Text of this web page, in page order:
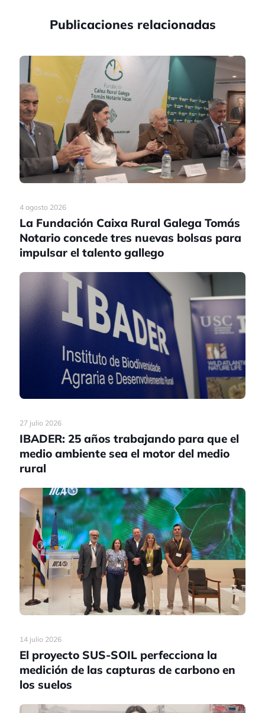
Publicaciones relacionadas
4 agosto 2026
La Fundación Caixa Rural Galega Tomás
Notario concede tres nuevas bolsas para
impulsar el talento gallego
27 julio 2026
IBADER: 25 años trabajando para que el
medio ambiente sea el motor del medio
rural
14 julio 2026
El proyecto SUS-SOIL perfecciona la
medición de las capturas de carbono en
los suelos